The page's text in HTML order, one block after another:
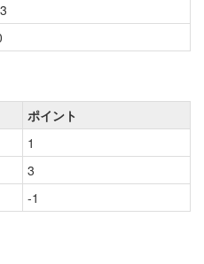
ポイント
1
3
-1